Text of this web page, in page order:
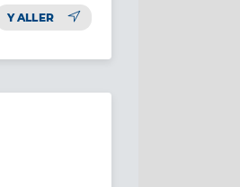
Y ALLER